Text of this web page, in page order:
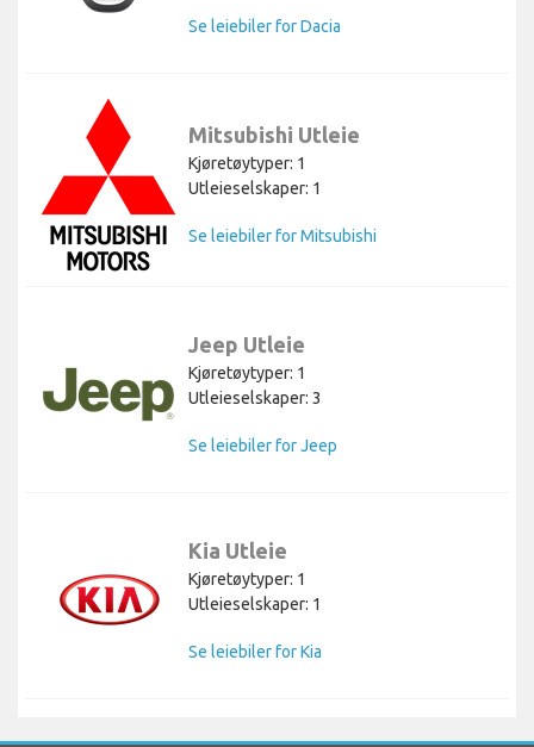
Se leiebiler for Dacia
Mitsubishi Utleie
Kjøretøytyper: 1
Utleieselskaper: 1
Se leiebiler for Mitsubishi
Jeep Utleie
Kjøretøytyper: 1
Utleieselskaper: 3
Se leiebiler for Jeep
Kia Utleie
Kjøretøytyper: 1
Utleieselskaper: 1
Se leiebiler for Kia